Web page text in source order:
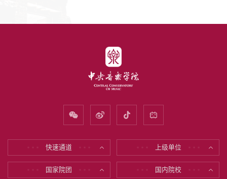
快速通道 上级单位
国家院团 国内院校